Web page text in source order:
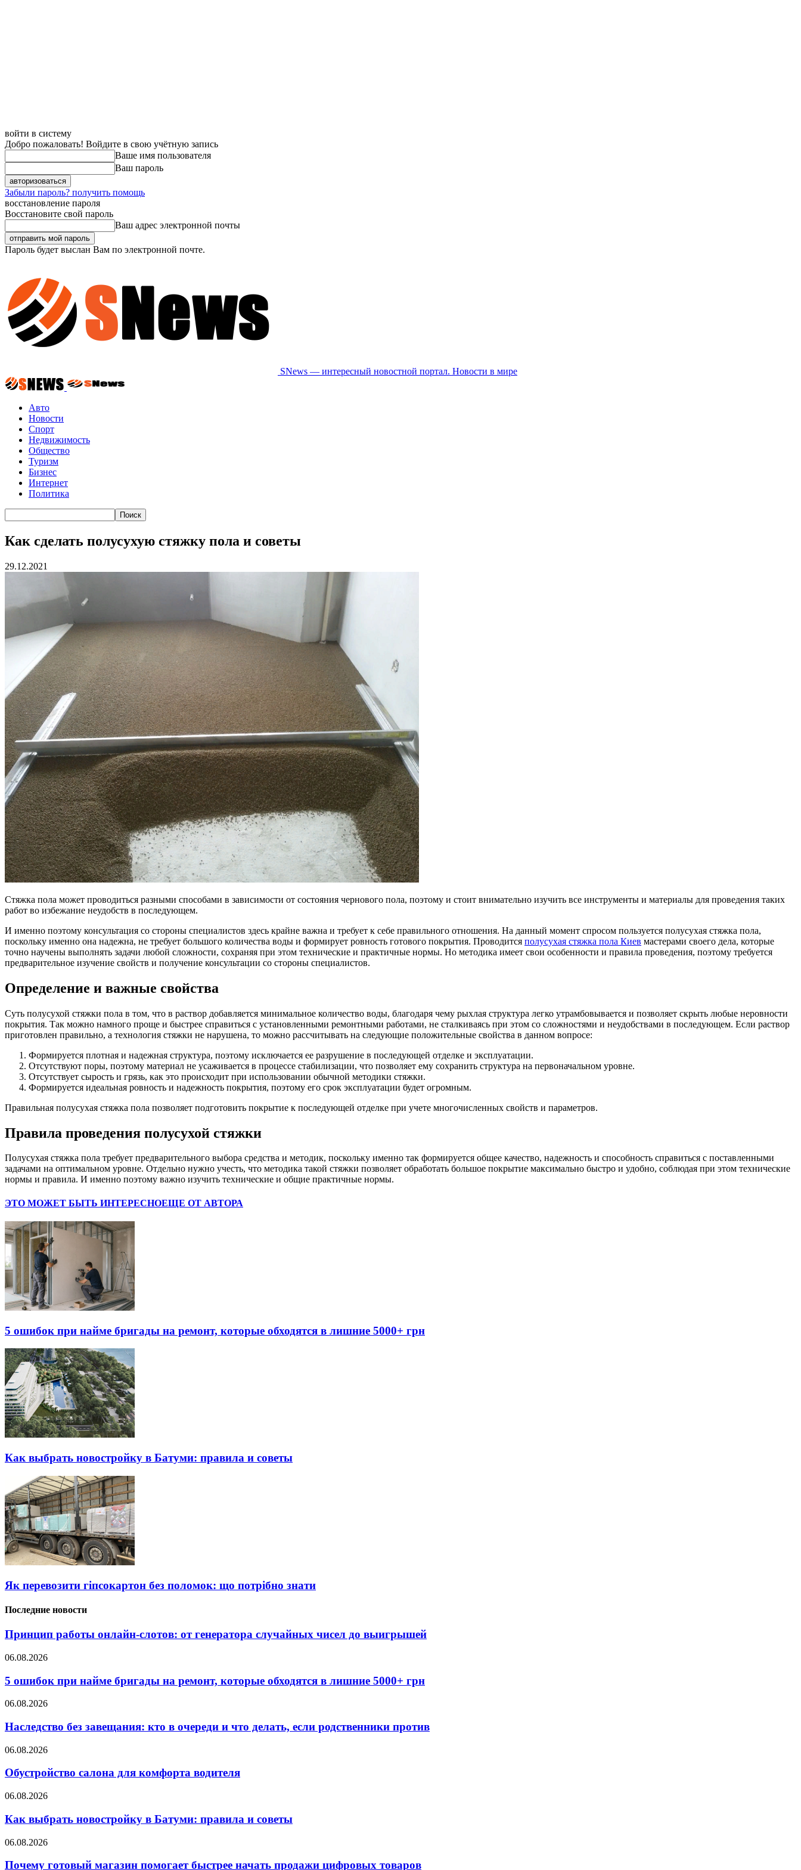
войти в систему
Добро пожаловать! Войдите в свою учётную запись
Ваше имя пользователя
Ваш пароль
Забыли пароль? получить помощь
восстановление пароля
Восстановите свой пароль
Ваш адрес электронной почты
Пароль будет выслан Вам по электронной почте.
SNews — интересный новостной портал. Новости в мире
Авто
Новости
Спорт
Недвижимость
Общество
Туризм
Бизнес
Интернет
Политика
Как сделать полусухую стяжку пола и советы
29.12.2021
Стяжка пола может проводиться разными способами в зависимости от состояния чернового пола, поэтому и стоит внимательно изучить все инструменты и материалы для проведения таких
работ во избежание неудобств в последующем.
И именно поэтому консультация со стороны специалистов здесь крайне важна и требует к себе правильного отношения. На данный момент спросом пользуется полусухая стяжка пола,
поскольку именно она надежна, не требует большого количества воды и формирует ровность готового покрытия. Проводится полусухая стяжка пола Киев мастерами своего дела, которые
точно научены выполнять задачи любой сложности, сохраняя при этом технические и практичные нормы. Но методика имеет свои особенности и правила проведения, поэтому требуется
предварительное изучение свойств и получение консультации со стороны специалистов.
Определение и важные свойства
Суть полусухой стяжки пола в том, что в раствор добавляется минимальное количество воды, благодаря чему рыхлая структура легко утрамбовывается и позволяет скрыть любые неровности
покрытия. Так можно намного проще и быстрее справиться с установленными ремонтными работами, не сталкиваясь при этом со сложностями и неудобствами в последующем. Если раствор
приготовлен правильно, а технология стяжки не нарушена, то можно рассчитывать на следующие положительные свойства в данном вопросе:
Формируется плотная и надежная структура, поэтому исключается ее разрушение в последующей отделке и эксплуатации.
Отсутствуют поры, поэтому материал не усаживается в процессе стабилизации, что позволяет ему сохранить структура на первоначальном уровне.
Отсутствует сырость и грязь, как это происходит при использовании обычной методики стяжки.
Формируется идеальная ровность и надежность покрытия, поэтому его срок эксплуатации будет огромным.
Правильная полусухая стяжка пола позволяет подготовить покрытие к последующей отделке при учете многочисленных свойств и параметров.
Правила проведения полусухой стяжки
Полусухая стяжка пола требует предварительного выбора средства и методик, поскольку именно так формируется общее качество, надежность и способность справиться с поставленными
задачами на оптимальном уровне. Отдельно нужно учесть, что методика такой стяжки позволяет обработать большое покрытие максимально быстро и удобно, соблюдая при этом технические
нормы и правила. И именно поэтому важно изучить технические и общие практичные нормы.
ЭТО МОЖЕТ БЫТЬ ИНТЕРЕСНОЕЩЕ ОТ АВТОРА
5 ошибок при найме бригады на ремонт, которые обходятся в лишние 5000+ грн
Как выбрать новостройку в Батуми: правила и советы
Як перевозити гіпсокартон без поломок: що потрібно знати
Последние новости
Принцип работы онлайн-слотов: от генератора случайных чисел до выигрышей
06.08.2026
5 ошибок при найме бригады на ремонт, которые обходятся в лишние 5000+ грн
06.08.2026
Наследство без завещания: кто в очереди и что делать, если родственники против
06.08.2026
Обустройство салона для комфорта водителя
06.08.2026
Как выбрать новостройку в Батуми: правила и советы
06.08.2026
Почему готовый магазин помогает быстрее начать продажи цифровых товаров